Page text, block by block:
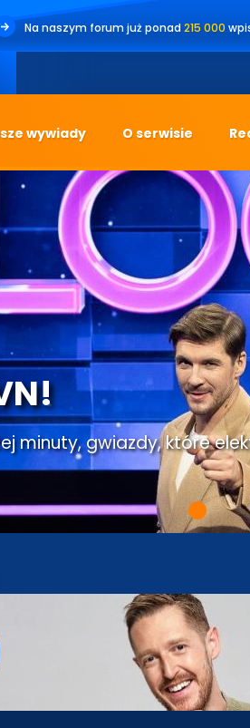
Na naszym forum już ponad 215 000
wywiady O serwisie
minuty, gwiazdy, które